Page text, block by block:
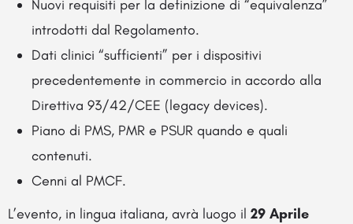
Nuovi requisiti per la definizione di “equivalenza”
introdotti dal Regolamento.
Dati clinici “sufficienti” per i dispositivi
precedentemente in commercio in accordo alla
Direttiva 93/42/CEE (legacy devices).
Piano di PMS, PMR e PSUR quando e quali
contenuti.
Cenni al PMCF.
L’evento, in lingua italiana, avrà luogo il 29 Aprile